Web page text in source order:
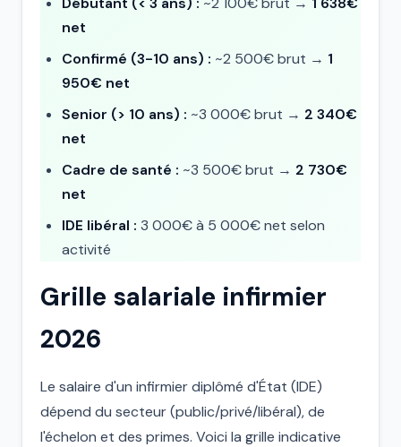
net
Confirmé (3-10 ans) : ~2 500€ brut → 1
950€ net
Senior (> 10 ans) : ~3 000€ brut → 2 340€
net
Cadre de santé : ~3 500€ brut → 2 730€
net
IDE libéral : 3 000€ à 5 000€ net selon
activité
Grille salariale infirmier
2026
Le salaire d'un infirmier diplômé d'État (IDE)
dépend du secteur (public/privé/libéral), de
l'échelon et des primes. Voici la grille indicative